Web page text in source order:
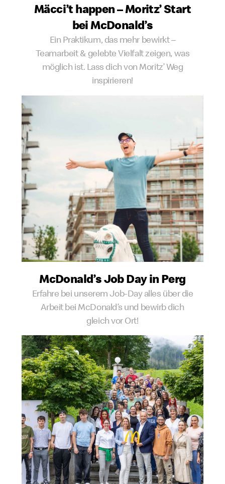
Mäcci’t happen – Moritz’ Start
bei McDonald’s
Ein Praktikum, das mehr bewirkt –
Teamarbeit & gelebte Vielfalt zeigen, was
möglich ist. Lass dich von Moritz’ Weg
inspirieren!
McDonald’s Job Day in Perg
Erfahre bei unserem Job-Day alles über die
Arbeit bei McDonald’s und bewirb dich
gleich vor Ort!